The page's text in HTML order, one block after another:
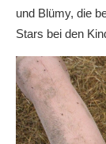
und Blümy, die
Stars bei den